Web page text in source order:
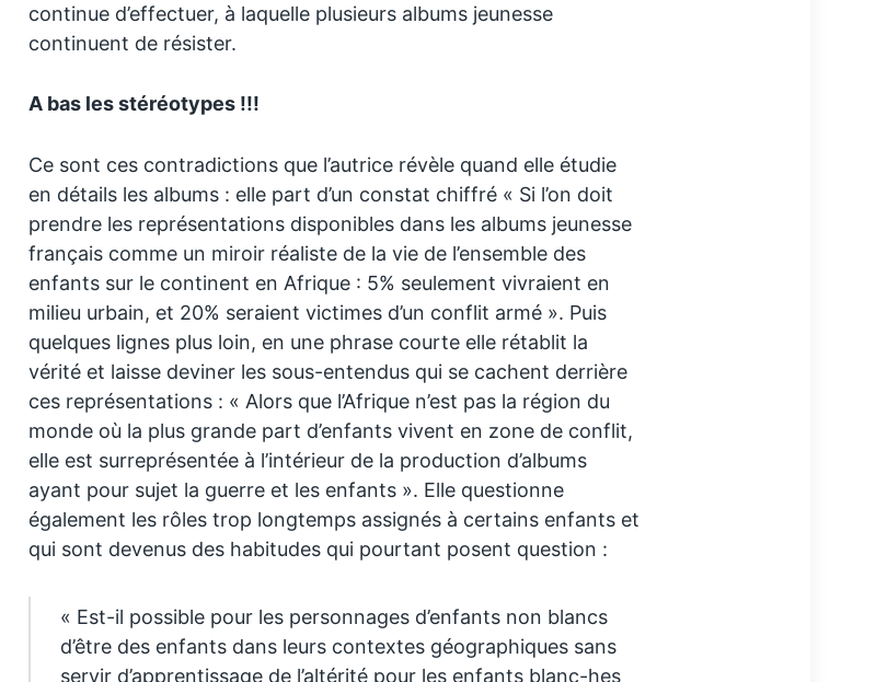
continue d’effectuer, à laquelle plusieurs albums jeunesse
continuent de résister.
A bas les stéréotypes !!!
Ce sont ces contradictions que l’autrice révèle quand elle étudie
en détails les albums : elle part d’un constat chiffré « Si l’on doit
prendre les représentations disponibles dans les albums jeunesse
français comme un miroir réaliste de la vie de l’ensemble des
enfants sur le continent en Afrique : 5% seulement vivraient en
milieu urbain, et 20% seraient victimes d’un conflit armé ». Puis
quelques lignes plus loin, en une phrase courte elle rétablit la
vérité et laisse deviner les sous-entendus qui se cachent derrière
ces représentations : « Alors que l’Afrique n’est pas la région du
monde où la plus grande part d’enfants vivent en zone de conflit,
elle est surreprésentée à l’intérieur de la production d’albums
ayant pour sujet la guerre et les enfants ». Elle questionne
également les rôles trop longtemps assignés à certains enfants et
qui sont devenus des habitudes qui pourtant posent question :
« Est-il possible pour les personnages d’enfants non blancs
d’être des enfants dans leurs contextes géographiques sans
servir d’apprentissage de l’altérité pour les enfants blanc-hes